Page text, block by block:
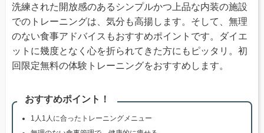
洗練された開放感のあるシンプルかつ上品な内装の施設
でのトレーニングは、気分も高揚します。そして、無理
のない食事アドバイスもおすすめポイントです。ダイエ
ットに幾度となく心を折られてきた方にもピッタリ。初
回限定無料の体験トレーニングをおすすめします。
おすすめポイント！
1人1人に合ったトレーニングメニュー